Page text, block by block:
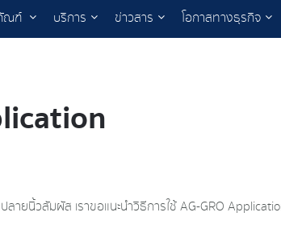
ณฑ์ บริการ ข่าวสาร โอกาสทางธุรกิจ
ายนิ้วสัมผัส เราขอแนะนำวิธีการใช้ AG-GRO